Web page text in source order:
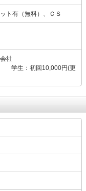
ト有（無料）、ＣＳ
社
) 学生：初回10,000円(更